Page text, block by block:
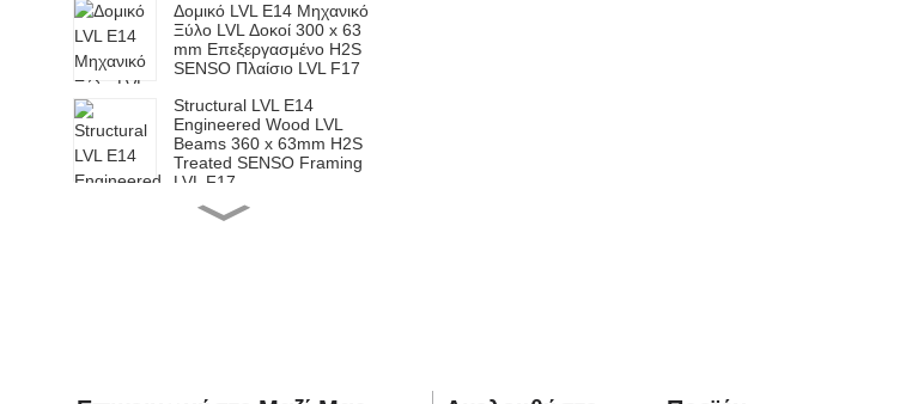
Δομικό LVL E14 Μηχανικό
Ξύλο LVL Δοκοί 300 x 63
mm Επεξεργασμένο H2S
SENSO Πλαίσιο LVL F17
Structural LVL E14
Engineered Wood LVL
Beams 360 x 63mm H2S
Treated SENSO Framing
LVL F17
Structural LVL E14
Engineered Wood LVL